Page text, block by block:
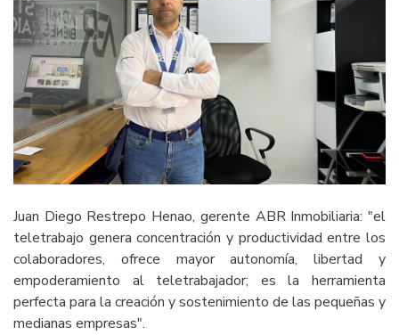
Juan Diego Restrepo Henao, gerente ABR Inmobiliaria: "el
teletrabajo genera concentración y productividad entre los
colaboradores, ofrece mayor autonomía, libertad y
empoderamiento al teletrabajador; es la herramienta
perfecta para la creación y sostenimiento de las pequeñas y
medianas empresas".